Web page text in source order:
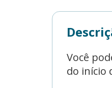
Você
do início